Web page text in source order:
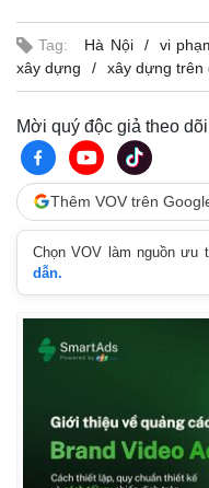
Kinh tế
Bất động sản
Tag: Hà Nội vi
xây dựng
xây dựng trên
Mời quý độc giả theo
Thêm VOV trên
Chọn VOV làm nguồn ưu
dẫn.